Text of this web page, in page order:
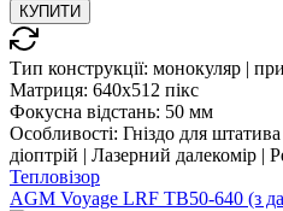
КУПИТИ
Тип конструкції: монокуляр |
Матриця: 640x512 пікс
Фокусна відстань: 50 мм
Особливості: Гніздо для
діоптрій | Лазерний далекомір |
Тепловізор
AGM Voyage LRF TB50-640 (з